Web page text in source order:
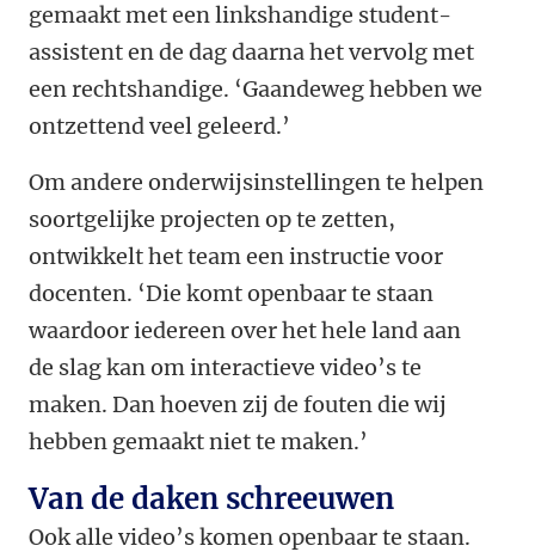
gemaakt met een linkshandige student-
assistent en de dag daarna het vervolg met
een rechtshandige. ‘Gaandeweg hebben we
ontzettend veel geleerd.’
Om andere onderwijsinstellingen te helpen
soortgelijke projecten op te zetten,
ontwikkelt het team een instructie voor
docenten. ‘Die komt openbaar te staan
waardoor iedereen over het hele land aan
de slag kan om interactieve video’s te
maken. Dan hoeven zij de fouten die wij
hebben gemaakt niet te maken.’
Van de daken schreeuwen
Ook alle video’s komen openbaar te staan.